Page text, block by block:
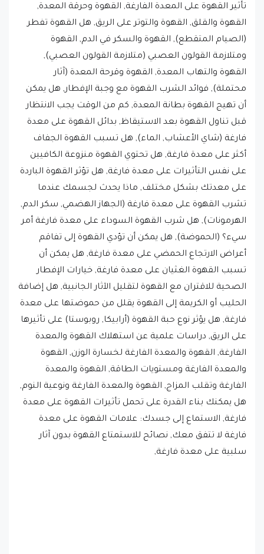
تأثير القهوة على المعدة الفارغة, القهوة وحرقة المعدة,
القهوة والقلق, القهوة والتوتر على الريق, هل القهوة تفطر
(الصيام المتقطع), القهوة والسكر في الدم, القهوة
ومتلازمة القولون العصبي (متلازمة القولون العصبي),
القهوة والتهاب المعدة, القهوة وقرحة المعدة (آثار
محتملة), فوائد الشرب القهوة مع وجبة الإفطار, هل يمكن
أن تهيج القهوة بطانة المعدة, كم من الوقت يجب الانتظار
قبل تناول القهوة بعد الاستيقاظ, بدائل القهوة على معدة
فارغة (شاي الأعشاب, الماء), هل تسبب القهوة الجفاف
أكثر على معدة فارغة, هل تحتوي القهوة منزوعة الكافيين
على نفس التأثيرات على معدة فارغة, هل تؤثر القهوة الباردة
على معدتك بشكل مختلف, ماذا يحدث لجسمك عندما
تشرب القهوة على معدة فارغة (الجهاز الهضمي, سكر الدم,
الهرمونات), هل شرب القهوة السوداء على معدة فارغة أمر
سيء؟ (الحموضة), هل يمكن أن تؤدي القهوة إلى تفاقم
أعراض الارتجاع الحمضي على معدة فارغة, هل يمكن أن
تسبب القهوة الغثيان على معدة فارغة, خيارات الإفطار
الصحية للاقتران مع القهوة لتقليل الآثار الجانبية, هل إضافة
الحليب أو الكريمة إلى القهوة يقلل من حموضتها على معدة
فارغة, هل يؤثر نوع حبة القهوة (أرابيكا, روبوستا) على تأثيرها
على الريق, دراسات علمية عن استهلاك القهوة والمعدة
الفارغة, القهوة والمعدة الفارغة لخسارة الوزن, القهوة
والمعدة الفارغة ومستويات الطاقة, القهوة والمعدة
الفارغة وتقلب المزاج, القهوة والمعدة الفارغة ونوعية النوم,
هل يمكنك بناء القدرة على تحمل تأثيرات القهوة على معدة
فارغة, الاستماع إلى جسدك: علامات القهوة على معدة
فارغة لا تتفق معك, نصائح للاستمتاع القهوة بدون آثار
سلبية على معدة فارغة,